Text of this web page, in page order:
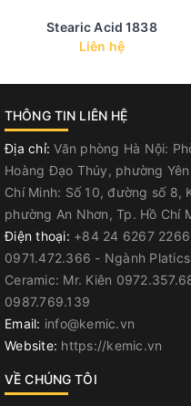
Stearic Acid 1838
Liên hệ
THÔNG TIN LIÊN HỆ
Địa chỉ: Văn phòng Hà Nội:
Hoàng Đạo Thúy, phường
Chí Minh: Số 10, đường số 8,
phường An Nhơn, Tp. Hồ Chí
Điện thoại: +84 24 6267
0971.472.366 - Ngành
Ceramic: Mr. Kiên
0987.769.139
Email: info@kemic.vn
Website: https://kemic.vn
VỀ CHÚNG TÔI